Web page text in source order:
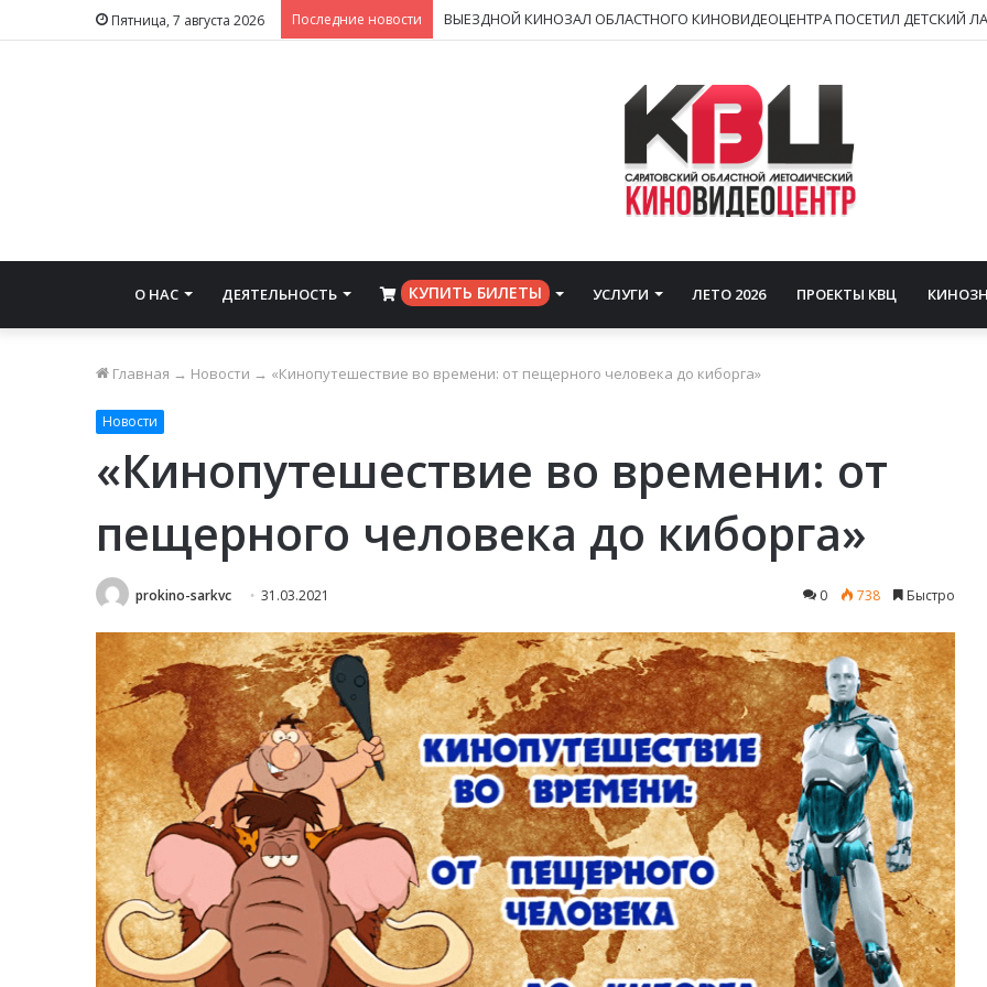
Пятница, 7 августа 2026 Последние новости
О НАС ДЕЯТЕЛЬНОСТЬ ⠀КУПИТЬ БИЛЕТЫ УСЛУГИ ЛЕТО 2026 ПРОЕКТЫ КВЦ
Главная → Новости → «Кинопутешествие во времени: от пещерного человека до киборга»
Новости
«Кинопутешествие во времени: от
пещерного человека до киборга»
prokino-sarkvc 31.03.2021 0 738 Быстро